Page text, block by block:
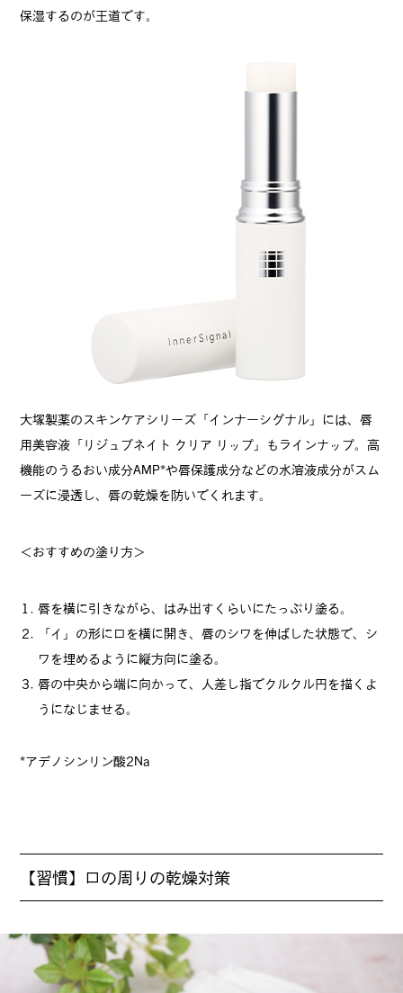
保湿するのが王道です。
大塚製薬のスキンケアシリーズ「インナーシグナル」には、唇
用美容液「リジュブネイト クリア リップ」もラインナップ。高
機能のうるおい成分AMP*や唇保護成分などの水溶液成分がスム
ーズに浸透し、唇の乾燥を防いでくれます。
＜おすすめの塗り方＞
唇を横に引きながら、はみ出すくらいにたっぷり塗る。
「イ」の形に口を横に開き、唇のシワを伸ばした状態で、シ
ワを埋めるように縦方向に塗る。
唇の中央から端に向かって、人差し指でクルクル円を描くよ
うになじませる。
*アデノシンリン酸2Na
【習慣】口の周りの乾燥対策